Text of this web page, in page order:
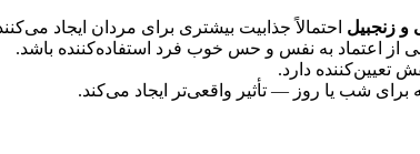
و زنجبیل احتمالاً جذابیت بیشتری برای مردان ایجاد
از اعتماد به نفس و حس خوب فرد استفاده‌کننده باشد.
تعیین‌کننده دارد.
شب یا روز — تأثیر واقعی‌تر ایجاد می‌کند.